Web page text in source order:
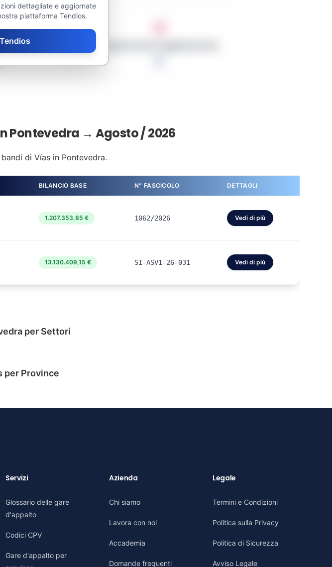
Contraenti
dettagliate e aggiornate
piattaforma Tendios.
Pontevedra → Agosto / 2026
di Vías in Pontevedra.
BILANCIO BASE N° FASCICOLO DETTAGLI
1.207.353,85 € 1062/2026 Vedi di più
13.130.409,15 € SI-ASV1-26-031 Vedi di più
per Settori
per Province
Servizi
Glossario delle gare
d'appalto
Codici CPV
Gare d'appalto per
Azienda
Chi siamo
Lavora con noi
Accademia
Domande frequenti
Legale
Termini e Condizioni
Politica sulla Privacy
Politica di Sicurezza
Avviso Legale